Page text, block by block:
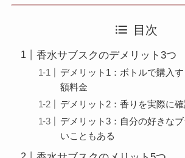
目次
香水サブスクのデメリット3つ
デメリット1：ボトルで購入
額料金
デメリット2：香りを実際に
デメリット3：自分の好きな
いこともある